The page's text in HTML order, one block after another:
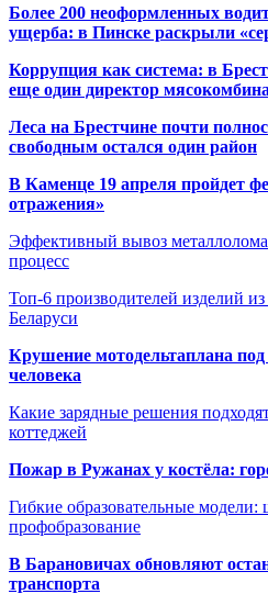
Более 200 неоформленных
ущерба: в Пинске раскрыли
Коррупция как система: в
еще один директор
Леса на Брестчине почти
свободным остался один район
В Каменце 19 апреля пройдет
отражения»
Эффективный вывоз
процесс
Топ-6 производителей изделий
Беларуси
Крушение мотодельтаплана
человека
Какие зарядные решения
коттеджей
Пожар в Ружанах у костёла:
Гибкие образовательные модели:
профобразование
В Барановичах обновляют
транспорта